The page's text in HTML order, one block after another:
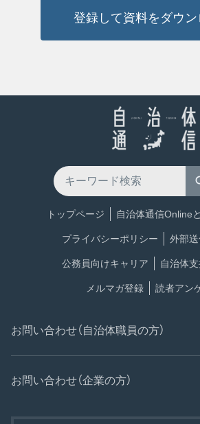
登録して資料をダウン
トップページ 自治体通信Online
プライバシーポリシー 外部
公務員向けキャリア 自治体
メルマガ登録 読者アン
お問い合わせ（自治体職員の方）
お問い合わせ（企業の方）